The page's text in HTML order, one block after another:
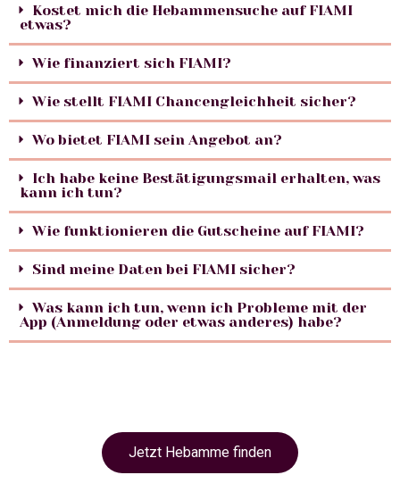
Kostet mich die Hebammensuche auf FIAMI
etwas?
Wie finanziert sich FIAMI?
Wie stellt FIAMI Chancengleichheit sicher?
Wo bietet FIAMI sein Angebot an?
Ich habe keine Bestätigungsmail erhalten, was
kann ich tun?
Wie funktionieren die Gutscheine auf FIAMI?
Sind meine Daten bei FIAMI sicher?
Was kann ich tun, wenn ich Probleme mit der
App (Anmeldung oder etwas anderes) habe?
Jetzt Hebamme finden